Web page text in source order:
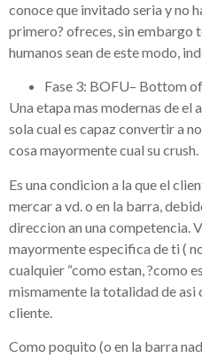
conoce que invitado seri­a y no
primero? ofreces, sin embargo
humanos sean de este modo,
Fase 3: BOFU– Bottom
Una etapa mas modernas de el
sola cual es capaz convertir a
cosa mayormente cual su crush.
Es una condicion a la que el
mercar a vd. o en la barra,
direccion an una competencia.
mayormente especifica de ti (
cualquier “como estan, ?como
mismamente la totalidad de asi­
cliente.
Como poquito (o en la barra